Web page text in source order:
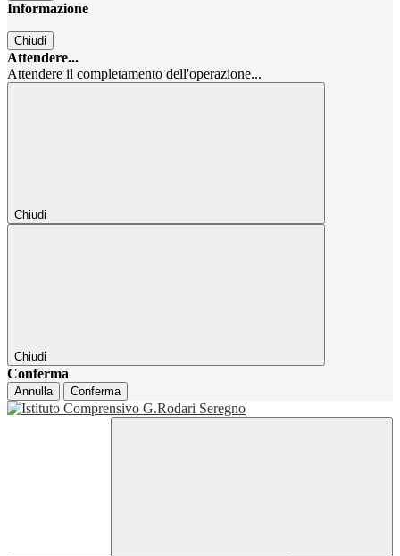
Informazione
Chiudi
Attendere...
Attendere il completamento dell'operazione...
Chiudi
Chiudi
Conferma
Annulla Conferma